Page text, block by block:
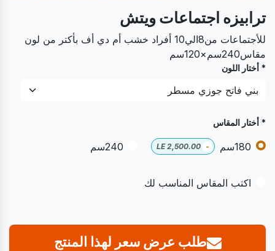
ترابيزه اجتماعات ويتش
للأجتماعات من8الي10 أفراد خشب أم دي أف بأكتر من لون
مقاس240سم×120سم
* أختار اللون
* أختار المقاس
180سم -
2,500.00
LE 240سم
اكتب المقاس المناسب لك
طلب عرض سعر لهذا المنتج